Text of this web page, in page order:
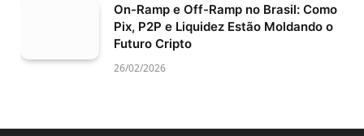
On-Ramp e Off-Ramp no Brasil: Como
Pix, P2P e Liquidez Estão Moldando o
Futuro Cripto
26/02/2026